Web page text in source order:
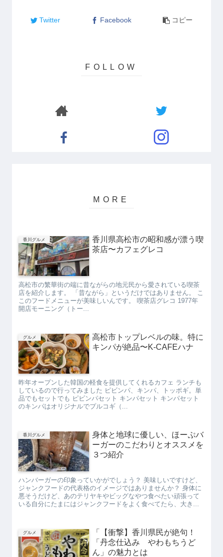
Twitter Facebook コピー
香川グルメ
香川県高松市の昭和感が漂う喫
茶店〜カフェグレコ
高松市の繁華街の端に昔ながらの地元民から愛されている喫茶
店を紹介します。 「昔ながら」というだけではありません。 こ
このフードメニューが美味しいんです。 喫茶店グレコ 1977年
開店モーニング（トー...
グルメ
高松市トップレベルの味。特に
キンパが絶品〜K-CAFEハナ
昨年オープンした韓国の軽食を提供してくれるカフェ ランチも
しているので行ってみました ピビンパ、キンパ、トッポギ。単
品でもセットでも ピビンパセット キンパセット キンパセット
のキンパはオリジナルでプルコギ（...
香川グルメ
身体と地球に優しい、ほーぷバ
ーガーのこだわりとオススメを
３つ紹介
ハンバーガーの印象っていかがでしょう？ 美味しいですけど、
ジャンクフードの代表格のイメージではありませんか？ 身体に
悪そうだけど、あのテリヤキやビッグなやつ食べたい頑張って
いる自分にたまにはジャンクフードをよく食べてたら、大き...
グルメ
「【衝撃】香川県民が絶句！
「丹念仕込み やわもちうど
ん」の魅力とは